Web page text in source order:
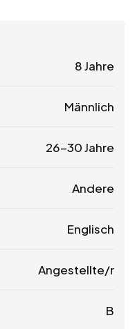
8 Jahre
Männlich
26-30 Jahre
Andere
Englisch
Angestellte/r
B